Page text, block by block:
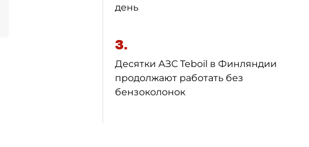
день
3.
Десятки АЗС Teboil в Финляндии
продолжают работать без
бензоколонок